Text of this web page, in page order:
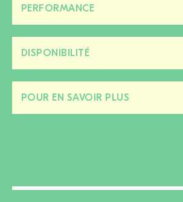
PERFORMANCE
DISPONIBILITÉ
cette
section
POUR EN SAVOIR PLUS
cette